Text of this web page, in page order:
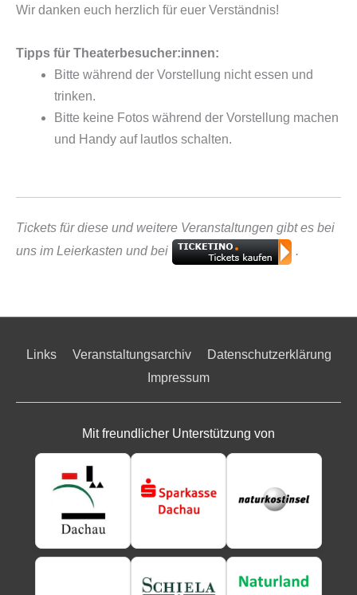
Wir danken euch herzlich für euer Verständnis!
Tipps für Theaterbesucher:innen:
Bitte während der Vorstellung nicht essen und
trinken.
Bitte keine Fotos während der Vorstellung machen
und Handy auf lautlos schalten.
Tickets für diese und weitere Veranstaltungen gibt es bei
uns im Leierkasten und bei
.
Links Veranstaltungsarchiv
Datenschutzerklärung
Impressum
Mit freundlicher Unterstützung von